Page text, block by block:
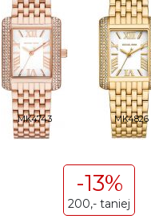
MK4743 MK4826
-13%
200,- taniej